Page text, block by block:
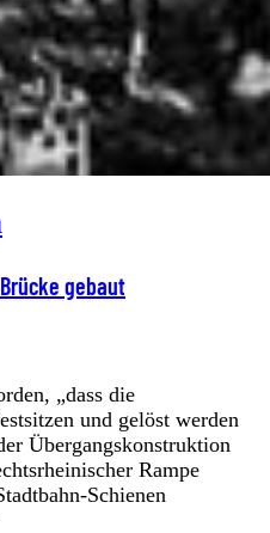
gebaut
„dass die
und gelöst werden
Übergangskonstruktion
Rampe
Schienen